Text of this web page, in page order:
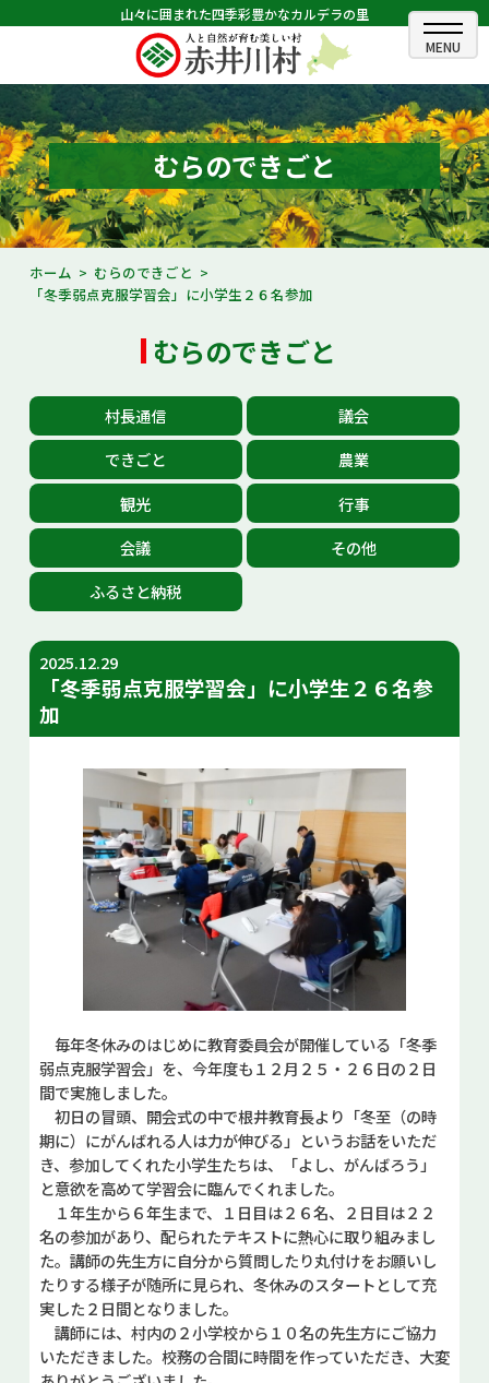
山々に囲まれた四季彩豊かなカルデラの里
ホーム
むらのできごと
むらのプロフィール
くらしの情報
村長室
観光・イベント情報
あかいがわ広報
お問い合せ
Select Language▼
むらのできごと
ホーム
むらのできごと
「冬季弱点克服学習会」に小学生２６名参加
むらのできごと
村長通信
議会
できごと
農業
観光
行事
会議
その他
ふるさと納税
2025.12.29
「冬季弱点克服学習会」に小学生２６名参
加
毎年冬休みのはじめに教育委員会が開催している「冬季
弱点克服学習会」を、今年度も１２月２５・２６日の２日
間で実施しました。
初日の冒頭、開会式の中で根井教育長より「冬至（の時
期に）にがんばれる人は力が伸びる」というお話をいただ
き、参加してくれた小学生たちは、「よし、がんばろう」
と意欲を高めて学習会に臨んでくれました。
１年生から６年生まで、１日目は２６名、２日目は２２
名の参加があり、配られたテキストに熱心に取り組みまし
た。講師の先生方に自分から質問したり丸付けをお願いし
たりする様子が随所に見られ、冬休みのスタートとして充
実した２日間となりました。
講師には、村内の２小学校から１０名の先生方にご協力
いただきました。校務の合間に時間を作っていただき、大変